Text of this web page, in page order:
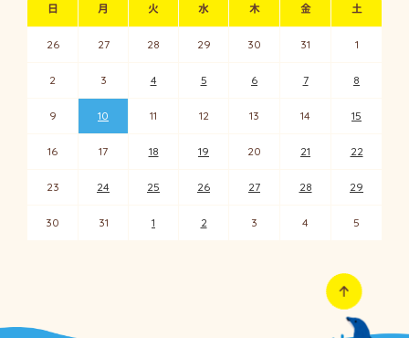
日 月 火 水 木 金 土
26 27 28 29 30 31 1
2 3 4 5 6 7 8
9 10 11 12 13 14 15
16 17 18 19 20 21 22
23 24 25 26 27 28 29
30 31 1 2 3 4 5